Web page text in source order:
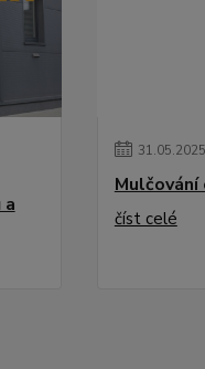
31.05.2025
Mulčování
číst celé